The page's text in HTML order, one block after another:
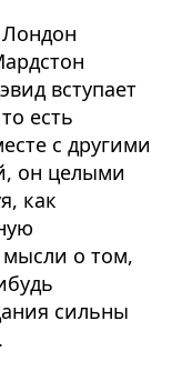
вступает
есть
с другими
он целыми
как
мысли о том,
сильны